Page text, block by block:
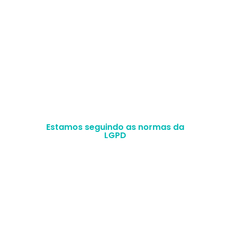
Estamos seguindo as normas da
LGPD